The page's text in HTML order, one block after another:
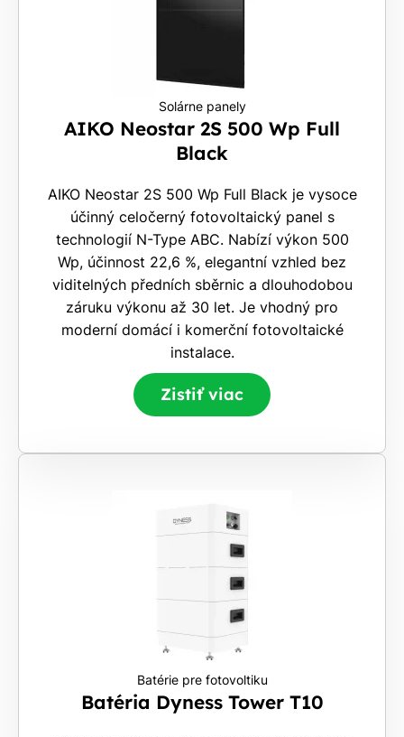
Solárne panely
AIKO Neostar 2S 500 Wp Full
Black
AIKO Neostar 2S 500 Wp Full Black je vysoce
účinný celočerný fotovoltaický panel s
technologií N-Type ABC. Nabízí výkon 500
Wp, účinnost 22,6 %, elegantní vzhled bez
viditelných předních sběrnic a dlouhodobou
záruku výkonu až 30 let. Je vhodný pro
moderní domácí i komerční fotovoltaické
instalace.
Zistiť viac
Batérie pre fotovoltiku
Batéria Dyness Tower T10